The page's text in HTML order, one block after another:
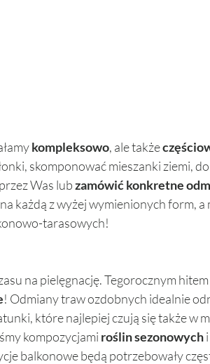
kompleksowo, ale także
skomponować mieszanki ziemi,
Was lub zamówić konkretne
każdą z wyżej wymienionych form, a
tarasowych!
na pielęgnację. Tegorocznym
! Odmiany traw ozdobnych idealnie
które najlepiej czują się także w
kompozycjami roślin sezonowych i
balkonowe będą potrzebowały